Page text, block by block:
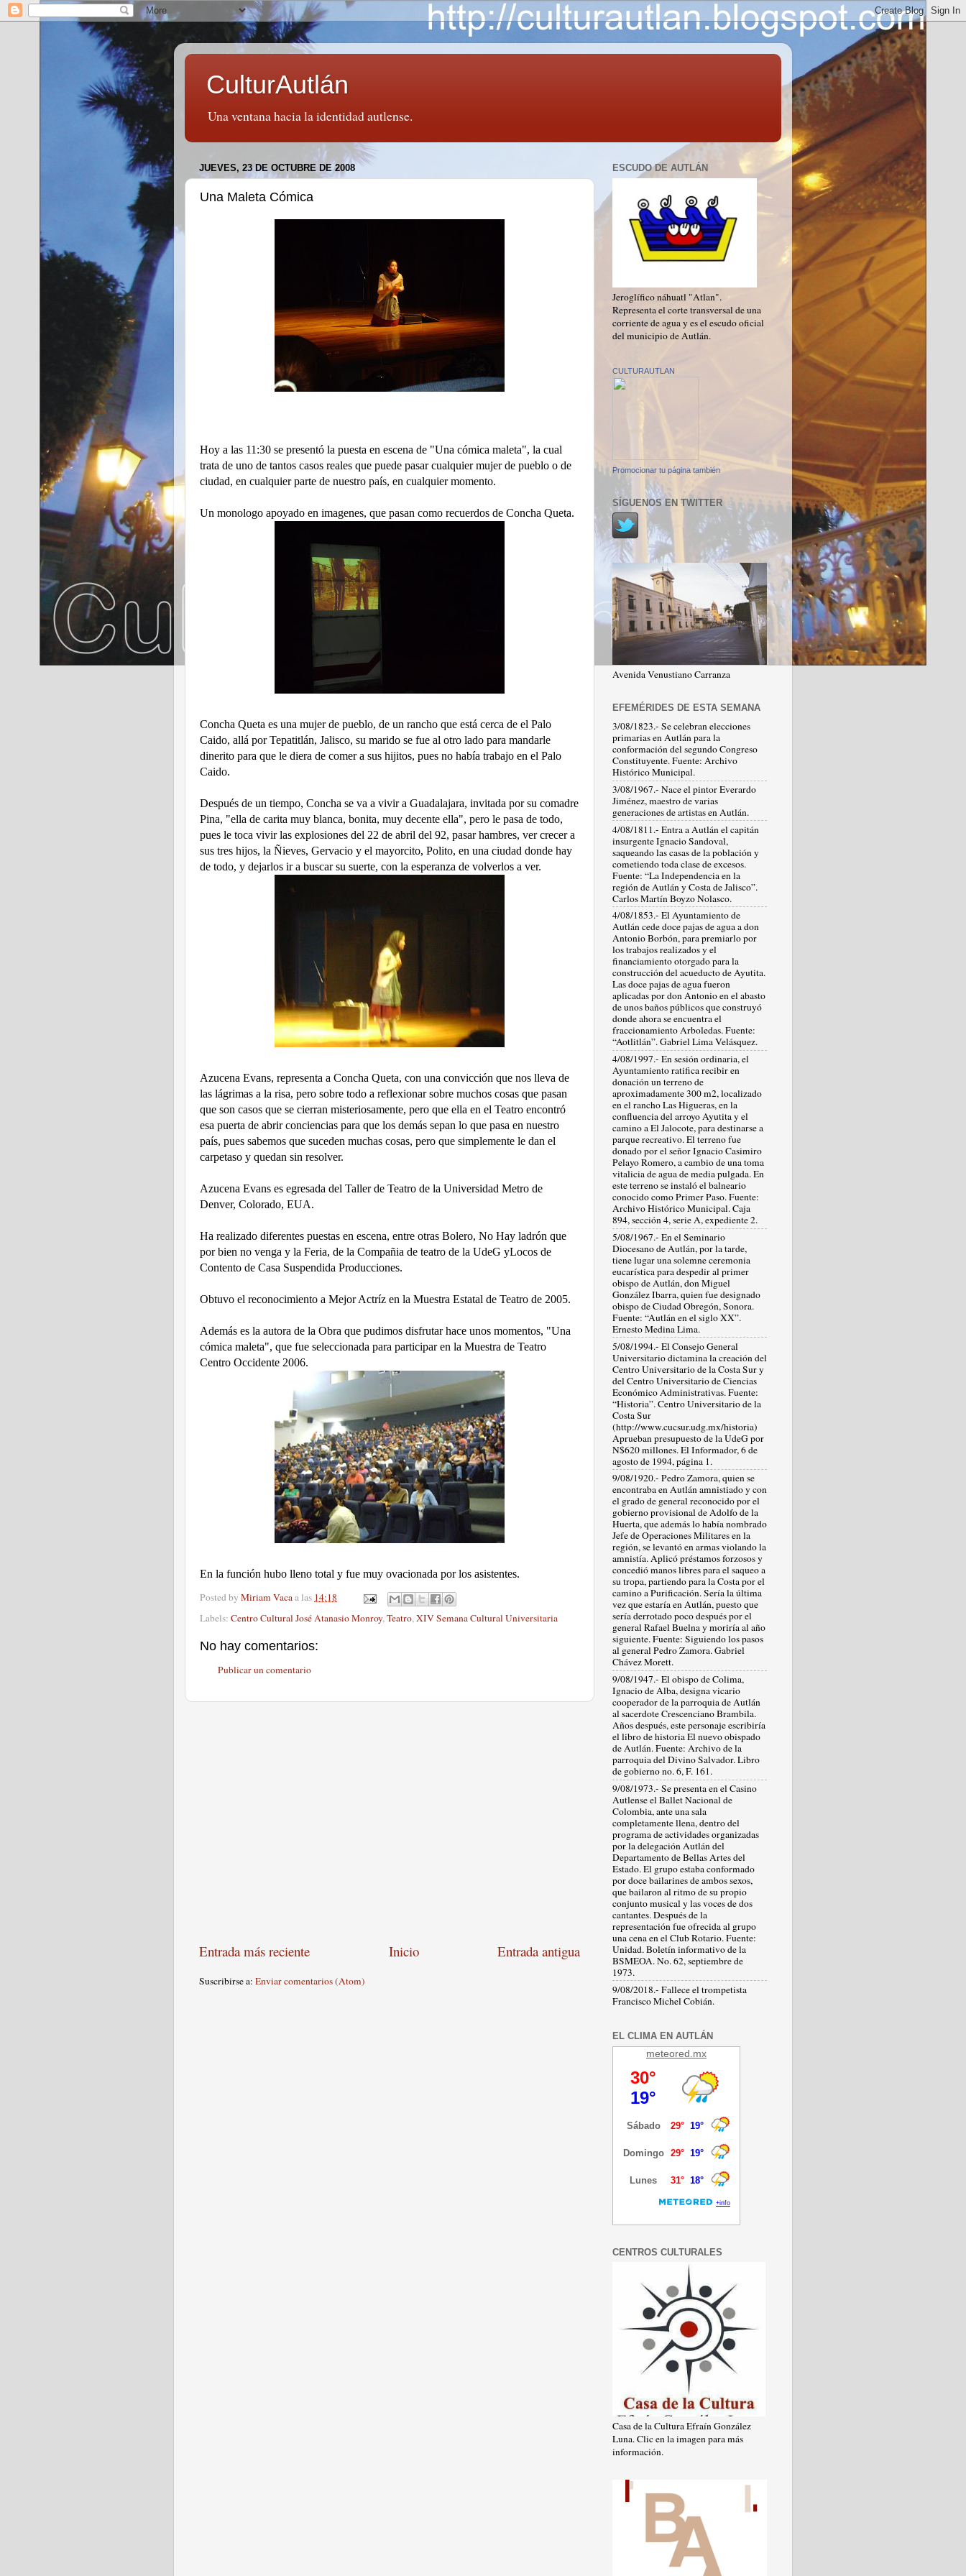
CulturAutlán
Una ventana hacia la identidad autlense.
JUEVES, 23 DE OCTUBRE DE 2008
Una Maleta Cómica
Hoy a las 11:30 se presentó la puesta en escena de "Una cómica maleta", la cual
trata de uno de tantos casos reales que puede pasar cualquier mujer de pueblo o de
ciudad, en cualquier parte de nuestro país, en cualquier momento.
Un monologo apoyado en imagenes, que pasan como recuerdos de Concha Queta.
Concha Queta es una mujer de pueblo, de un rancho que está cerca de el Palo
Caido, allá por Tepatitlán, Jalisco, su marido se fue al otro lado para mandarle
dinerito para que le diera de comer a sus hijitos, pues no había trabajo en el Palo
Caido.
Después de un tiempo, Concha se va a vivir a Guadalajara, invitada por su comadre
Pina, "ella de carita muy blanca, bonita, muy decente ella", pero le pasa de todo,
pues le toca vivir las explosiones del 22 de abril del 92, pasar hambres, ver crecer a
sus tres hijos, la Ñieves, Gervacio y el mayorcito, Polito, en una ciudad donde hay
de todo, y dejarlos ir a buscar su suerte, con la esperanza de volverlos a ver.
Azucena Evans, representa a Concha Queta, con una convicción que nos lleva de
las lágrimas a la risa, pero sobre todo a reflexionar sobre muchos cosas que pasan
que son casos que se cierran misteriosamente, pero que ella en el Teatro encontró
esa puerta de abrir conciencias para que los demás sepan lo que pasa en nuestro
país, pues sabemos que suceden muchas cosas, pero que simplemente le dan el
carpetaso y quedan sin resolver.
Azucena Evans es egresada del Taller de Teatro de la Universidad Metro de
Denver, Colorado, EUA.
Ha realizado diferentes puestas en escena, entre otras Bolero, No Hay ladrón que
por bien no venga y la Feria, de la Compañia de teatro de la UdeG yLocos de
Contento de Casa Suspendida Producciones.
Obtuvo el reconocimiento a Mejor Actríz en la Muestra Estatal de Teatro de 2005.
Además es la autora de la Obra que pudimos disfrutar hace unos momentos, "Una
cómica maleta", que fue seleccionada para participar en la Muestra de Teatro
Centro Occidente 2006.
En la función hubo lleno total y fue muy ovacionada por los asistentes.
Posted by Miriam Vacaa las 14:18
Labels: Centro Cultural José Atanasio Monroy, Teatro, XIV Semana Cultural Universitaria
No hay comentarios:
Publicar un comentario
Entrada más reciente Entrada antigua
Inicio
Suscribirse a: Enviar comentarios (Atom)
ESCUDO DE AUTLÁN
Jeroglífico náhuatl "Atlan".
Representa el corte transversal de una
corriente de agua y es el escudo oficial
del municipio de Autlán.
CULTURAUTLAN
Promocionar tu página también
SÍGUENOS EN TWITTER
Avenida Venustiano Carranza
EFEMÉRIDES DE ESTA SEMANA
3/08/1823.- Se celebran elecciones
primarias en Autlán para la
conformación del segundo Congreso
Constituyente. Fuente: Archivo
Histórico Municipal.
3/08/1967.- Nace el pintor Everardo
Jiménez, maestro de varias
generaciones de artistas en Autlán.
4/08/1811.- Entra a Autlán el capitán
insurgente Ignacio Sandoval,
saqueando las casas de la población y
cometiendo toda clase de excesos.
Fuente: “La Independencia en la
región de Autlán y Costa de Jalisco”.
Carlos Martín Boyzo Nolasco.
4/08/1853.- El Ayuntamiento de
Autlán cede doce pajas de agua a don
Antonio Borbón, para premiarlo por
los trabajos realizados y el
financiamiento otorgado para la
construcción del acueducto de Ayutita.
Las doce pajas de agua fueron
aplicadas por don Antonio en el abasto
de unos baños públicos que construyó
donde ahora se encuentra el
fraccionamiento Arboledas. Fuente:
“Aotlitlán”. Gabriel Lima Velásquez.
4/08/1997.- En sesión ordinaria, el
Ayuntamiento ratifica recibir en
donación un terreno de
aproximadamente 300 m2, localizado
en el rancho Las Higueras, en la
confluencia del arroyo Ayutita y el
camino a El Jalocote, para destinarse a
parque recreativo. El terreno fue
donado por el señor Ignacio Casimiro
Pelayo Romero, a cambio de una toma
vitalicia de agua de media pulgada. En
este terreno se instaló el balneario
conocido como Primer Paso. Fuente:
Archivo Histórico Municipal. Caja
894, sección 4, serie A, expediente 2.
5/08/1967.- En el Seminario
Diocesano de Autlán, por la tarde,
tiene lugar una solemne ceremonia
eucarística para despedir al primer
obispo de Autlán, don Miguel
González Ibarra, quien fue designado
obispo de Ciudad Obregón, Sonora.
Fuente: “Autlán en el siglo XX”.
Ernesto Medina Lima.
5/08/1994.- El Consejo General
Universitario dictamina la creación del
Centro Universitario de la Costa Sur y
del Centro Universitario de Ciencias
Económico Administrativas. Fuente:
“Historia”. Centro Universitario de la
Costa Sur
(http://www.cucsur.udg.mx/historia)
Aprueban presupuesto de la UdeG por
N$620 millones. El Informador, 6 de
agosto de 1994, página 1.
9/08/1920.- Pedro Zamora, quien se
encontraba en Autlán amnistiado y con
el grado de general reconocido por el
gobierno provisional de Adolfo de la
Huerta, que además lo había nombrado
Jefe de Operaciones Militares en la
región, se levantó en armas violando la
amnistía. Aplicó préstamos forzosos y
concedió manos libres para el saqueo a
su tropa, partiendo para la Costa por el
camino a Purificación. Sería la última
vez que estaría en Autlán, puesto que
sería derrotado poco después por el
general Rafael Buelna y moriría al año
siguiente. Fuente: Siguiendo los pasos
al general Pedro Zamora. Gabriel
Chávez Morett.
9/08/1947.- El obispo de Colima,
Ignacio de Alba, designa vicario
cooperador de la parroquia de Autlán
al sacerdote Crescenciano Brambila.
Años después, este personaje escribiría
el libro de historia El nuevo obispado
de Autlán. Fuente: Archivo de la
parroquia del Divino Salvador. Libro
de gobierno no. 6, F. 161.
9/08/1973.- Se presenta en el Casino
Autlense el Ballet Nacional de
Colombia, ante una sala
completamente llena, dentro del
programa de actividades organizadas
por la delegación Autlán del
Departamento de Bellas Artes del
Estado. El grupo estaba conformado
por doce bailarines de ambos sexos,
que bailaron al ritmo de su propio
conjunto musical y las voces de dos
cantantes. Después de la
representación fue ofrecida al grupo
una cena en el Club Rotario. Fuente:
Unidad. Boletín informativo de la
BSMEOA. No. 62, septiembre de
1973.
9/08/2018.- Fallece el trompetista
Francisco Michel Cobián.
EL CLIMA EN AUTLÁN
meteored.mx
CENTROS CULTURALES
Casa de la Cultura Efraín González
Luna. Clic en la imagen para más
información.